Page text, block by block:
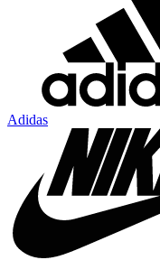
Adidas